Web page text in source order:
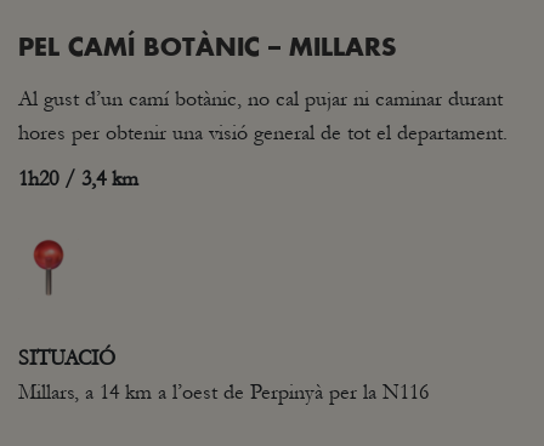
PEL CAMÍ BOTÀNIC – MILLARS
Al gust d’un camí botànic, no cal pujar ni caminar durant
hores per obtenir una visió general de tot el departament.
1h20 / 3,4 km
SITUACIÓ
Millars, a 14 km a l’oest de Perpinyà per la N116